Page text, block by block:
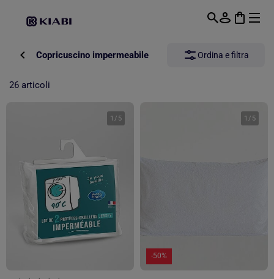
Copricuscino impermeabile Ordina e filtra
26 articoli
1 / 5 1 / 5
-50%